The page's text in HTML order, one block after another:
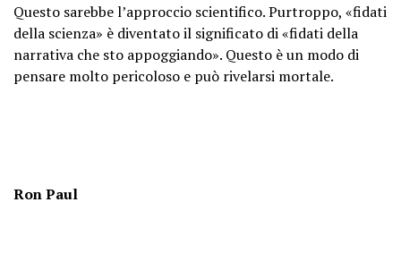
Questo sarebbe l’approccio scientifico. Purtroppo, «fidati
della scienza» è diventato il significato di «fidati della
narrativa che sto appoggiando». Questo è un modo di
pensare molto pericoloso e può rivelarsi mortale.
Ron Paul